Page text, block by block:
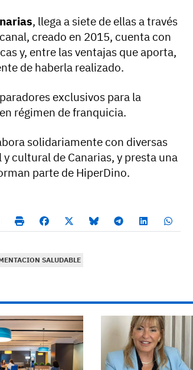
, llega a siete de ellas a través
creado en 2015, cuenta con
y, entre las ventajas que aporta,
de haberla realizado.
exclusivos para la
en régimen de franquicia.
solidariamente con diversas
cultural de Canarias, y presta una
parte de HiperDino.
SALUDABLE